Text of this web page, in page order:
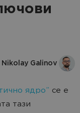
Nikolay Galinov
ядро” се е
тази